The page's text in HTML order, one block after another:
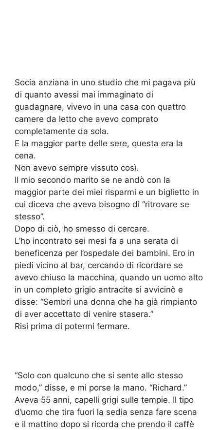
Socia anziana in uno studio che mi pagava più
di quanto avessi mai immaginato di
guadagnare, vivevo in una casa con quattro
camere da letto che avevo comprato
completamente da sola.
E la maggior parte delle sere, questa era la
cena.
Non avevo sempre vissuto così.
Il mio secondo marito se ne andò con la
maggior parte dei miei risparmi e un biglietto in
cui diceva che aveva bisogno di “ritrovare se
stesso”.
Dopo di ciò, ho smesso di cercare.
L’ho incontrato sei mesi fa a una serata di
beneficenza per l’ospedale dei bambini. Ero in
piedi vicino al bar, cercando di ricordare se
avevo chiuso la macchina, quando un uomo alto
in un completo grigio antracite si avvicinò e
disse: “Sembri una donna che ha già rimpianto
di aver accettato di venire stasera.”
Risi prima di potermi fermare.
“Solo con qualcuno che si sente allo stesso
modo,” disse, e mi porse la mano. “Richard.”
Aveva 55 anni, capelli grigi sulle tempie. Il tipo
d’uomo che tira fuori la sedia senza fare scena
e il mattino dopo si ricorda che prendo il caffè